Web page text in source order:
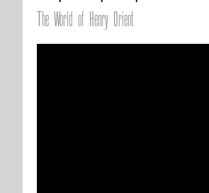
The World of Henry Orient